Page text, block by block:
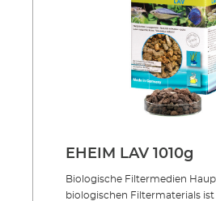
EHEIM LAV 1010g
Biologische Filtermedien
biologischen Filtermaterials ist